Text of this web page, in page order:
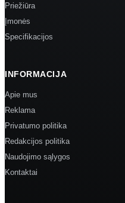
Priežiūra
Įmonės
Specifikacijos
INFORMACIJA
Apie mus
Reklama
Privatumo politika
Redakcijos politika
Naudojimo sąlygos
Kontaktai